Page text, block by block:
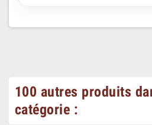
100 autres produits
catégorie :